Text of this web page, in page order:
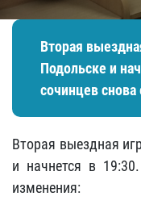
Вторая
Подольске и
сочинцев
Вторая выездная
и начнется в
изменения: